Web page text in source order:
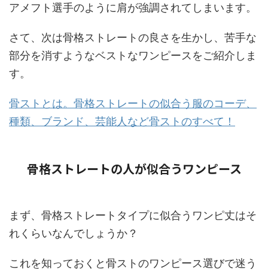
アメフト選手のように肩が強調されてしまいます。
さて、次は骨格ストレートの良さを生かし、苦手な
部分を消すようなベストなワンピースをご紹介しま
す。
骨ストとは。骨格ストレートの似合う服のコーデ、
種類、ブランド、芸能人など骨ストのすべて！
骨格ストレートの人が似合うワンピース
まず、骨格ストレートタイプに似合うワンピ丈はそ
れくらいなんでしょうか？
これを知っておくと骨ストのワンピース選びで迷う